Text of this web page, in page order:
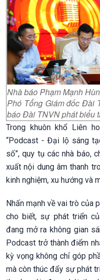
Nhà báo Phạm Mạnh
Phó Tổng Giám đốc Đài
báo Đài TNVN phát biểu
Trong khuôn khổ Liên
“Podcast - Đại lộ sáng
số”, quy tụ các nhà báo,
xuất nội dung âm thanh
kinh nghiệm, xu hướng và
Nhấn mạnh về vai trò của
cho biết, sự phát triển
đang mở ra không gian
Podcast trở thành điểm
kỳ vọng không chỉ góp
mà còn thúc đẩy sự phát